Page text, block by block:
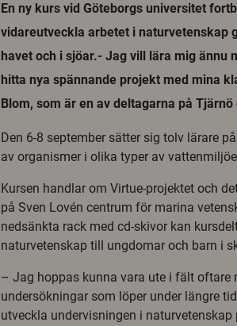
En ny kurs vid Göteborgs universitet
vidareutveckla arbetet i naturvetenskap
havet och i sjöar.- Jag vill lära mig ännu
hitta nya spännande projekt med mina
Blom, som är en av deltagarna på
Den 6-8 september sätter sig tolv lärare
av organismer i olika typer av
Kursen handlar om Virtue-projektet och
på Sven Lovén centrum för marina
nedsänkta rack med cd-skivor kan
naturvetenskap till ungdomar och barn i
– Jag hoppas kunna vara ute i fält oftare
undersökningar som löper under längre
utveckla undervisningen i